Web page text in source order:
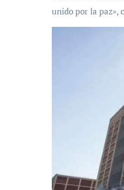
unido por la paz»,